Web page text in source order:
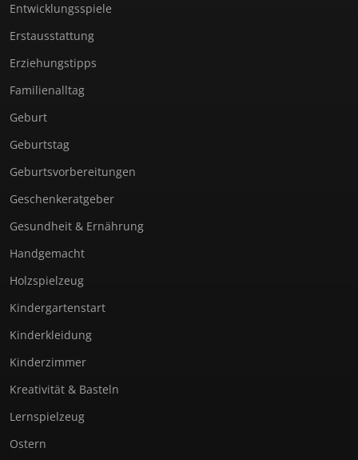
Entwicklungsspiele
Erstausstattung
Erziehungstipps
Familienalltag
Geburt
Geburtstag
Geburtsvorbereitungen
Geschenkeratgeber
Gesundheit & Ernährung
Handgemacht
Holzspielzeug
Kindergartenstart
Kinderkleidung
Kinderzimmer
Kreativität & Basteln
Lernspielzeug
Ostern